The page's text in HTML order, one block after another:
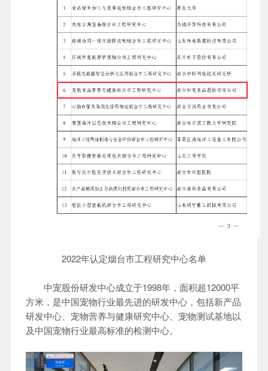
2022年认定烟台市工程研究中心名单
中宠股份研发中心成立于1998年，面积超12000平
方米，是中国宠物行业最先进的研发中心，包括新产品
研发中心、宠物营养与健康研究中心、宠物测试基地以
及中国宠物行业最高标准的检测中心。